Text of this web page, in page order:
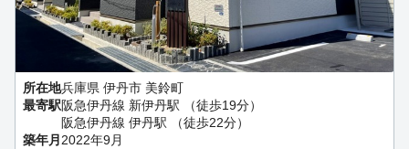
所在地兵庫県 伊丹市 美鈴町
最寄駅阪急伊丹線 新伊丹駅 （徒歩19分）
阪急伊丹線 伊丹駅 （徒歩22分）
築年月 2022年9月